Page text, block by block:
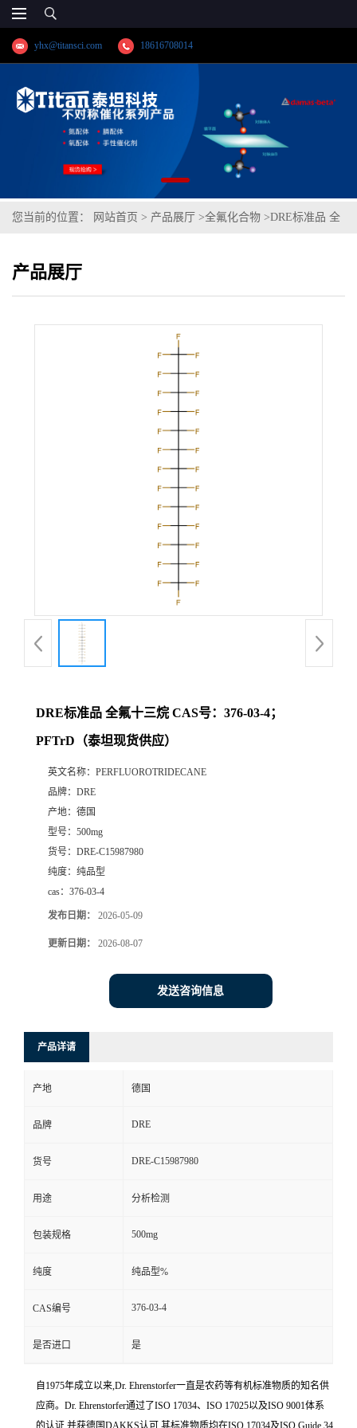
yhx@titansci.com 18616708014
您当前的位置： 网站首页 > 产品展厅 >全氟化合物 >DRE标准品 全
产品展厅
DRE标准品 全氟十三烷 CAS号：376-03-4；
PFTrD（泰坦现货供应）
英文名称： PERFLUOROTRIDECANE
品牌： DRE
产地： 德国
型号： 500mg
货号： DRE-C15987980
纯度： 纯品型
cas： 376-03-4
发布日期： 2026-05-09
更新日期： 2026-08-07
发送咨询信息
产品详请
产地 德国
品牌 DRE
货号 DRE-C15987980
用途 分析检测
包装规格 500mg
纯度 纯品型%
CAS编号 376-03-4
是否进口 是
自1975年成立以来,Dr. Ehrenstorfer一直是农药等有机标准物质的知名供
应商。Dr. Ehrenstorfer通过了ISO 17034、ISO 17025以及ISO 9001体系
的认证,并获德国DAKKS认可,其标准物质均在ISO 17034及ISO Guide 34